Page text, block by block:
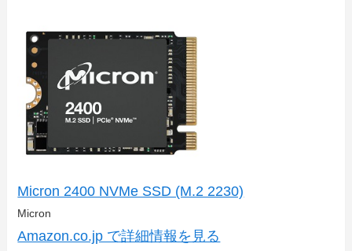
Micron 2400 NVMe SSD (M.2 2230)
Micron
Amazon.co.jp で詳細情報を見る